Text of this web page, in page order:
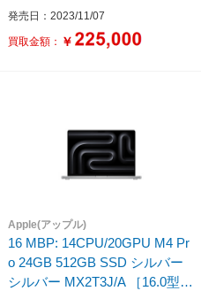
ペースブラック
発売日：2023/11/07
買取金額： ￥
Apple(アップル)
16 MBP: 14CPU/20GPU M4 Pr
o 24GB 512GB SSD シルバー
シルバー MX2T3J/A ［16.0型 /